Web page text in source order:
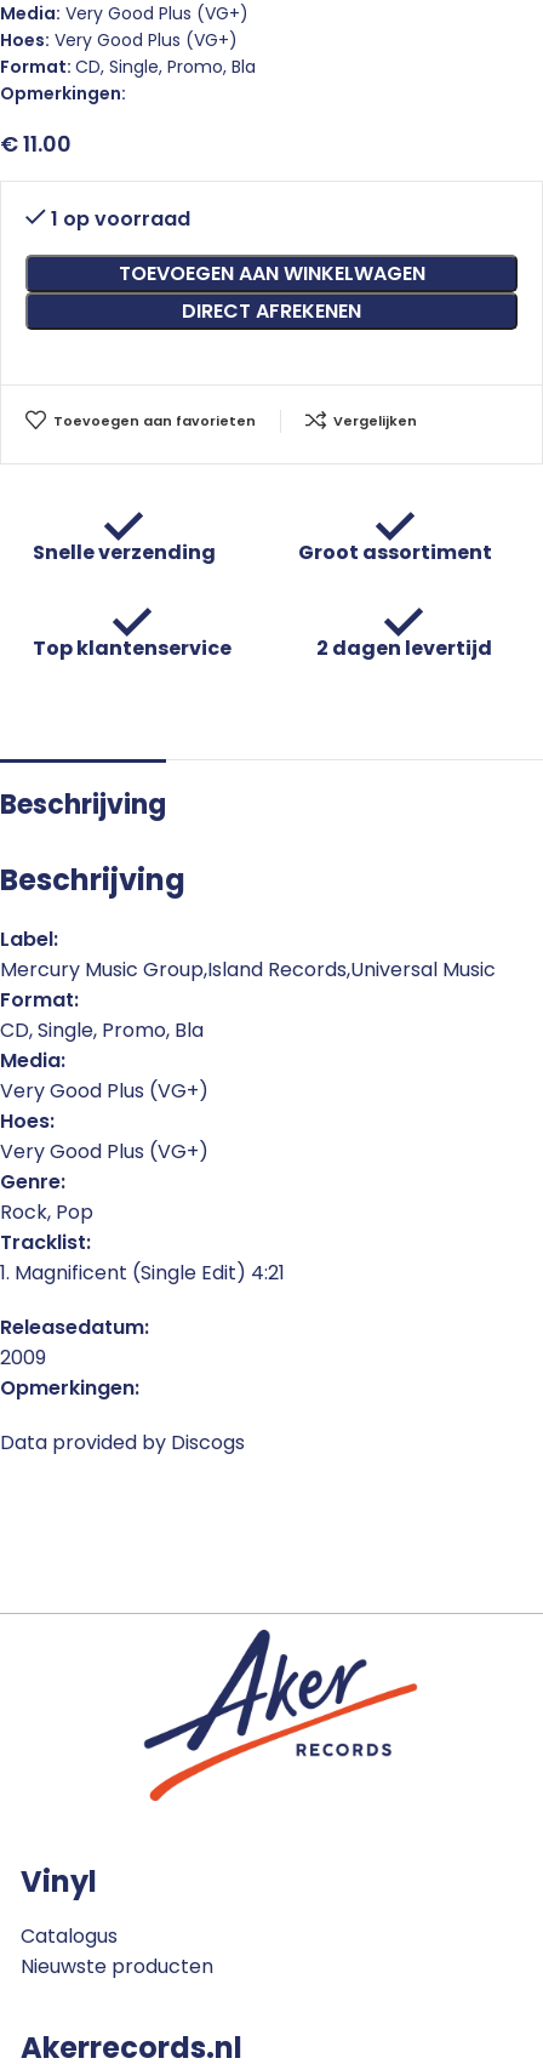
Media: Very Good Plus (VG+)
Hoes: Very Good Plus (VG+)
Format: CD, Single, Promo, Bla
Opmerkingen:
€11.00
1 op voorraad
TOEVOEGEN AAN WINKELWAGEN
DIRECT AFREKENEN
Toevoegen aan favorieten Vergelijken
Snelle verzending Groot assortiment
Top klantenservice 2 dagen levertijd
Beschrijving
Beschrijving
Label:
Mercury Music Group,Island Records,Universal Music
Format:
CD, Single, Promo, Bla
Media:
Very Good Plus (VG+)
Hoes:
Very Good Plus (VG+)
Genre:
Rock, Pop
Tracklist:
1. Magnificent (Single Edit) 4:21
Releasedatum:
2009
Opmerkingen:
Data provided by Discogs
Vinyl
Catalogus
Nieuwste producten
Akerrecords.nl